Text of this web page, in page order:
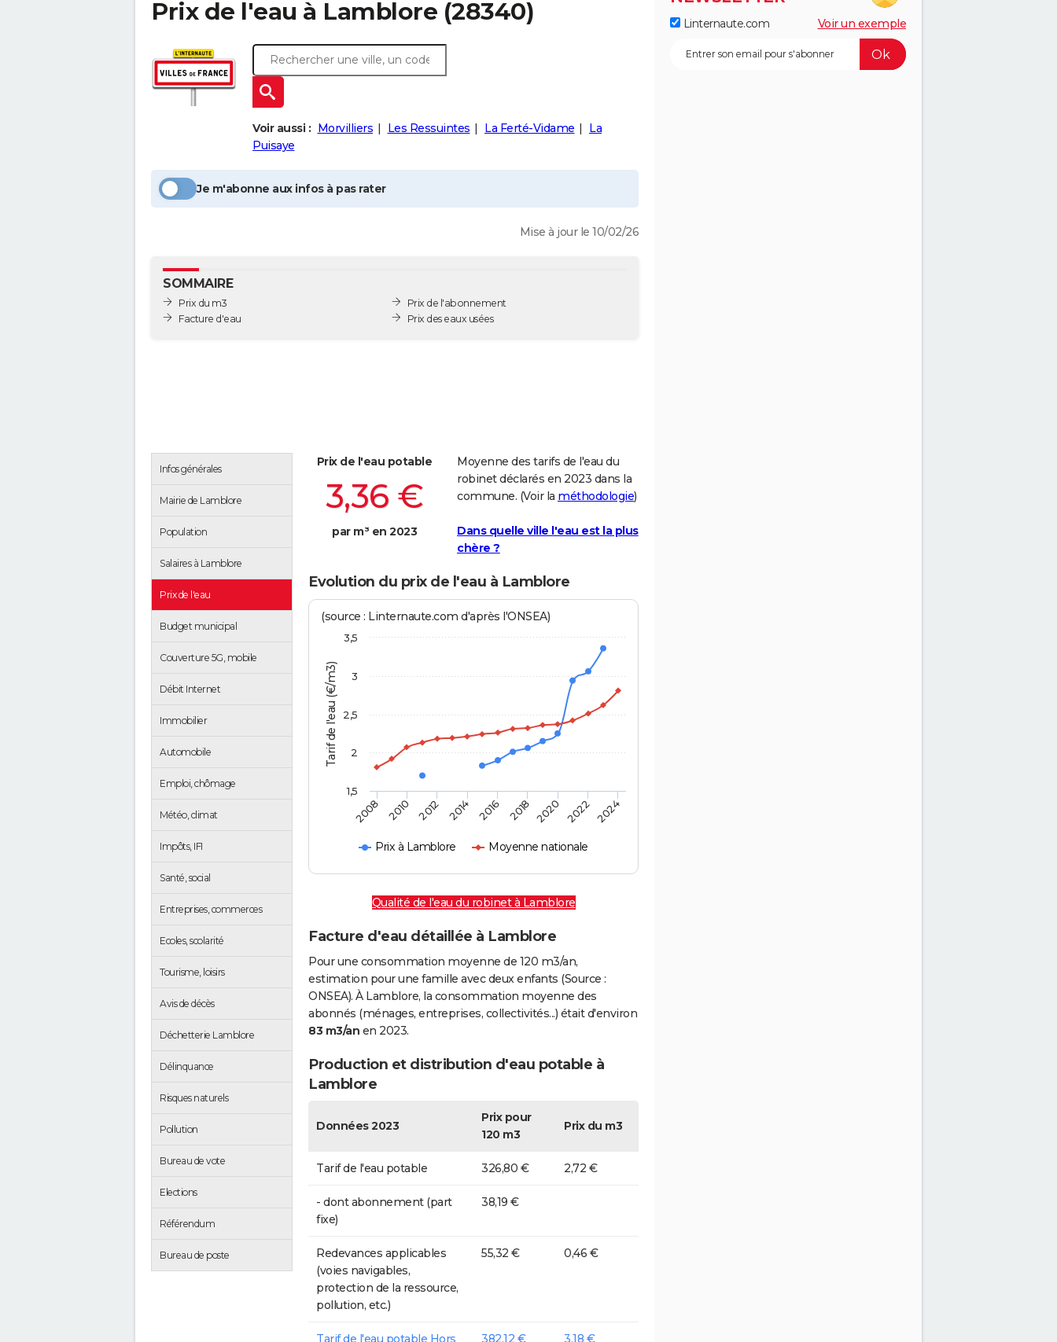
Prix de l'eau à Lamblore (28340)
Voir aussi : Morvilliers Les Ressuintes La Ferté-Vidame
La
Puisaye
Je m'abonne aux infos à pas rater
Mise à jour le 10/02/26
SOMMAIRE
Prix du m3
Facture d'eau
Prix de l'abonnement
Prix des eaux usées
Infos générales
Mairie de Lamblore
Population
Salaires à Lamblore
Prix de l'eau
Budget municipal
Couverture 5G, mobile
Débit Internet
Immobilier
Automobile
Emploi, chômage
Météo, climat
Impôts, IFI
Santé, social
Entreprises, commerces
Ecoles, scolarité
Tourisme, loisirs
Avis de décès
Déchetterie Lamblore
Délinquance
Risques naturels
Pollution
Bureau de vote
Elections
Référendum
Bureau de poste
Prix de l'eau potable
3,36 €
par m³ en 2023
Moyenne des tarifs de l'eau du
robinet déclarés en 2023 dans la
commune. (Voir la méthodologie)
Dans quelle ville l'eau est la plus
chère ?
Evolution du prix de l'eau à Lamblore
Tarif de l'eau (€/m3)
(source : Linternaute.com d'après l'ONSEA)
Prix à Lamblore Moyenne nationale
2008 2010 2012 2014 2016 2018 2020 2022 2024
1,5
2
2,5
3
3,5
Qualité de l'eau du robinet à Lamblore
Facture d'eau détaillée à Lamblore
Pour une consommation moyenne de 120 m3/an,
estimation pour une famille avec deux enfants (Source :
ONSEA). À Lamblore, la consommation moyenne des
abonnés (ménages, entreprises, collectivités...) était d'environ
83 m3/an en 2023.
Production et distribution d'eau potable à
Lamblore
Données 2023
Prix pour
120 m3
Prix du m3
Tarif de l'eau potable 326,80 € 2,72 €
- dont abonnement (part
fixe)
38,19 €
Redevances applicables
(voies navigables,
protection de la ressource,
pollution, etc.)
55,32 € 0,46 €
Tarif de l'eau potable Hors
382,12 € 3,18 €
Linternaute.com Voir un exemple